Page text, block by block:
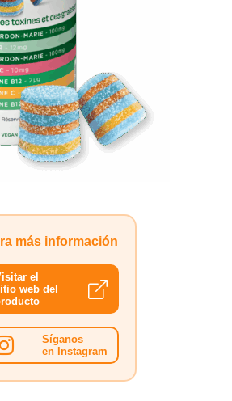
más información
el
web del
Síganos
en Instagram